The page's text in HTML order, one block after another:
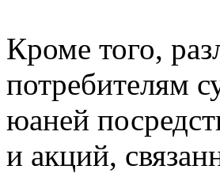
Кроме того,
потребителям
юаней
и акций,